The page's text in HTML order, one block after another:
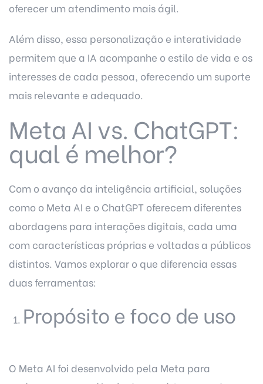
oferecer um atendimento mais ágil.
Além disso, essa personalização e interatividade
permitem que a IA acompanhe o estilo de vida e os
interesses de cada pessoa, oferecendo um suporte
mais relevante e adequado.
Meta AI vs. ChatGPT:
qual é melhor?
Com o avanço da inteligência artificial, soluções
como o Meta AI e o ChatGPT oferecem diferentes
abordagens para interações digitais, cada uma
com características próprias e voltadas a públicos
distintos. Vamos explorar o que diferencia essas
duas ferramentas:
Propósito e foco de uso
O Meta AI foi desenvolvido pela Meta para